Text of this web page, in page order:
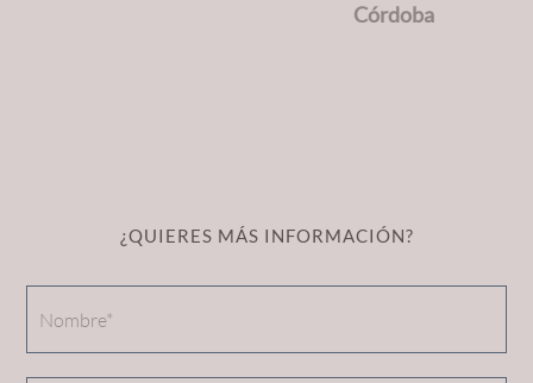
Córdoba
¿QUIERES MÁS INFORMACIÓN?